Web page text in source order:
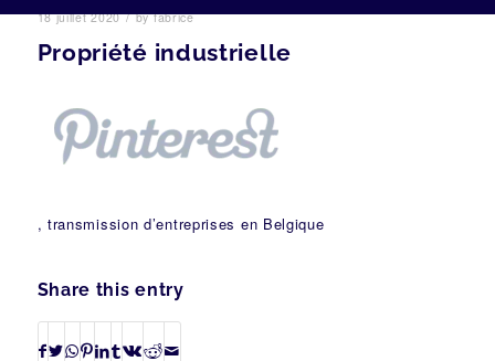
18 juillet 2020 / byfabrice
Propriété industrielle
, transmission d’entreprises en Belgique
Share this entry